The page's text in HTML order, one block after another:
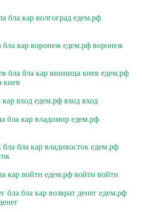
бла кар волгоград едем.рф
бла кар воронеж едем.рф воронеж
бла бла кар винница киев едем.рф
киев
кар вход едем.рф вход вход
бла кар владимир едем.рф
бла бла кар владивосток едем.рф
кар войти едем.рф войти войти
бла бла кар возврат денег едем.рф